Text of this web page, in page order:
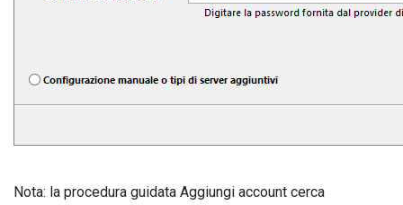
Nota: la procedura guidata Aggiungi account cerca